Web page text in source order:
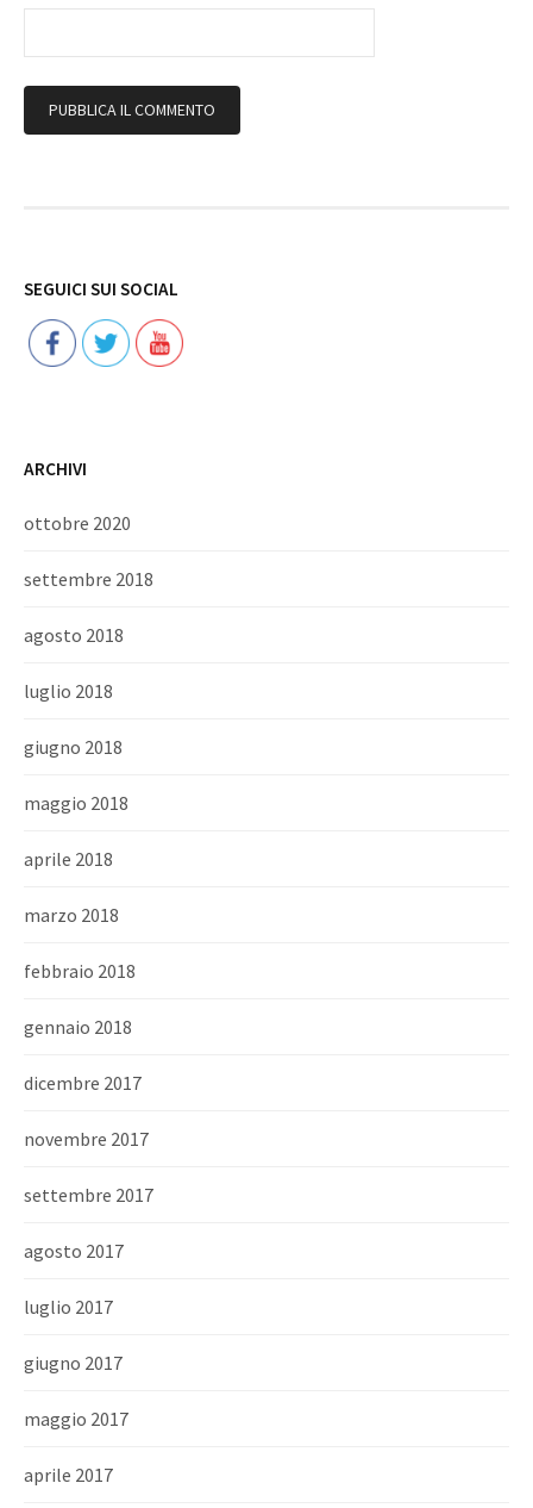
SEGUICI SUI SOCIAL
ARCHIVI
ottobre 2020
settembre 2018
agosto 2018
luglio 2018
giugno 2018
maggio 2018
aprile 2018
marzo 2018
febbraio 2018
gennaio 2018
dicembre 2017
novembre 2017
settembre 2017
agosto 2017
luglio 2017
giugno 2017
maggio 2017
aprile 2017